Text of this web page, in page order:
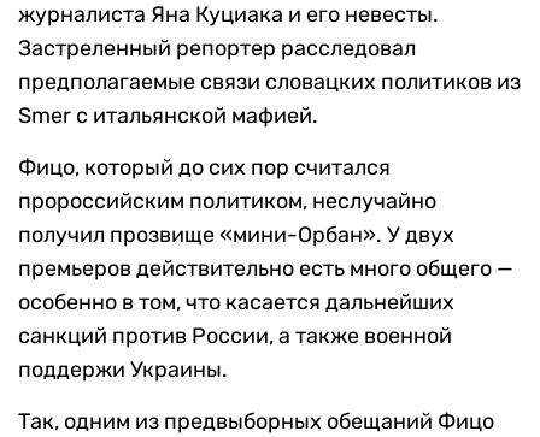
журналиста Яна Куциака и его невесты.
Застреленный репортер расследовал
предполагаемые связи словацких политиков из
Smer с итальянской мафией.
Фицо, который до сих пор считался
пророссийским политиком, неслучайно
получил прозвище «мини-Орбан». У двух
премьеров действительно есть много общего —
особенно в том, что касается дальнейших
санкций против России, а также военной
поддержи Украины.
Так, одним из предвыборных обещаний Фицо